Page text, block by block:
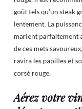
goût tels qu’un steak
lentement. La
marient parfaitement
de ces mets
ravira les papilles et
corsé rouge.
Aérez votre